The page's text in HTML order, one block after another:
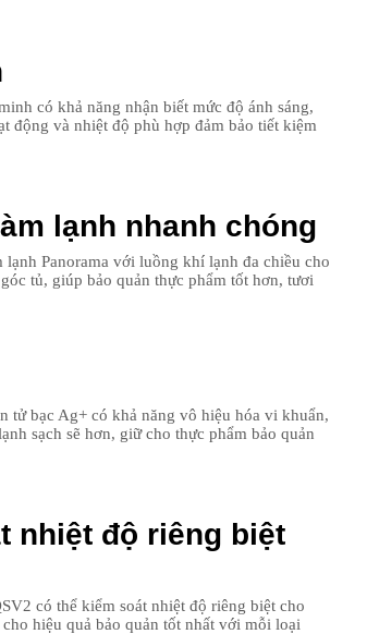
có khả năng nhận biết mức độ ánh sáng,
động và nhiệt độ phù hợp đảm bảo tiết kiệm
lạnh nhanh chóng
Panorama với luồng khí lạnh đa chiều cho
tủ, giúp bảo quản thực phẩm tốt hơn, tươi
tử bạc Ag+ có khả năng vô hiệu hóa vi khuẩn,
sạch sẽ hơn, giữ cho thực phẩm bảo quản
nhiệt độ riêng biệt
có thể kiểm soát nhiệt độ riêng biệt cho
hiệu quả bảo quản tốt nhất với mỗi loại